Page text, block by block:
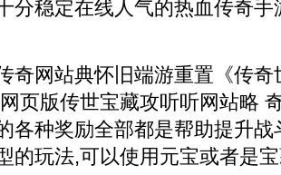
分稳定在线人气的热血传奇
奇网站典怀旧端游重置《传
页版传世宝藏攻听听网站略
各种奖励全部都是帮助提升
的玩法,可以使用元宝或者是